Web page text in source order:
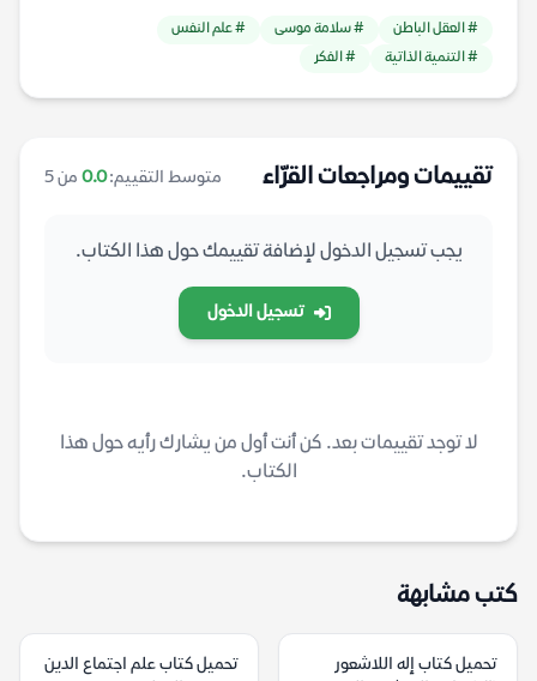
# العقل الباطن # سلامة موسى
# علم النفس
# التنمية الذاتية
# الفكر
تقييمات ومراجعات القرّاء متوسط التقييم:0.0 من 5
يجب تسجيل الدخول لإضافة تقييمك حول هذا الكتاب.
تسجيل الدخول
لا توجد تقييمات بعد. كن أنت أول من يشارك رأيه حول هذا
الكتاب.
كتب مشابهة
تحميل كتاب إله اللاشعور
تحميل كتاب علم اجتماع الدين